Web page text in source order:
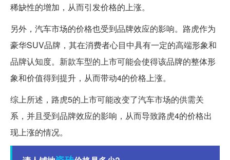
稀缺性的增加，从而引发价格的上涨。
另外，汽车市场的价格也受到品牌效应的影响。路虎作为
豪华SUV品牌，其在消费者心目中具有一定的高端形象和
品牌认知度。新款车型的上市可能会使得该品牌的整体形
象和价值得到提升，从而带动4的价格上涨。
综上所述，路虎5的上市可能改变了汽车市场的供需关
系，并且受到品牌效应的影响，从而导致路虎4的价格出
现上涨的情况。